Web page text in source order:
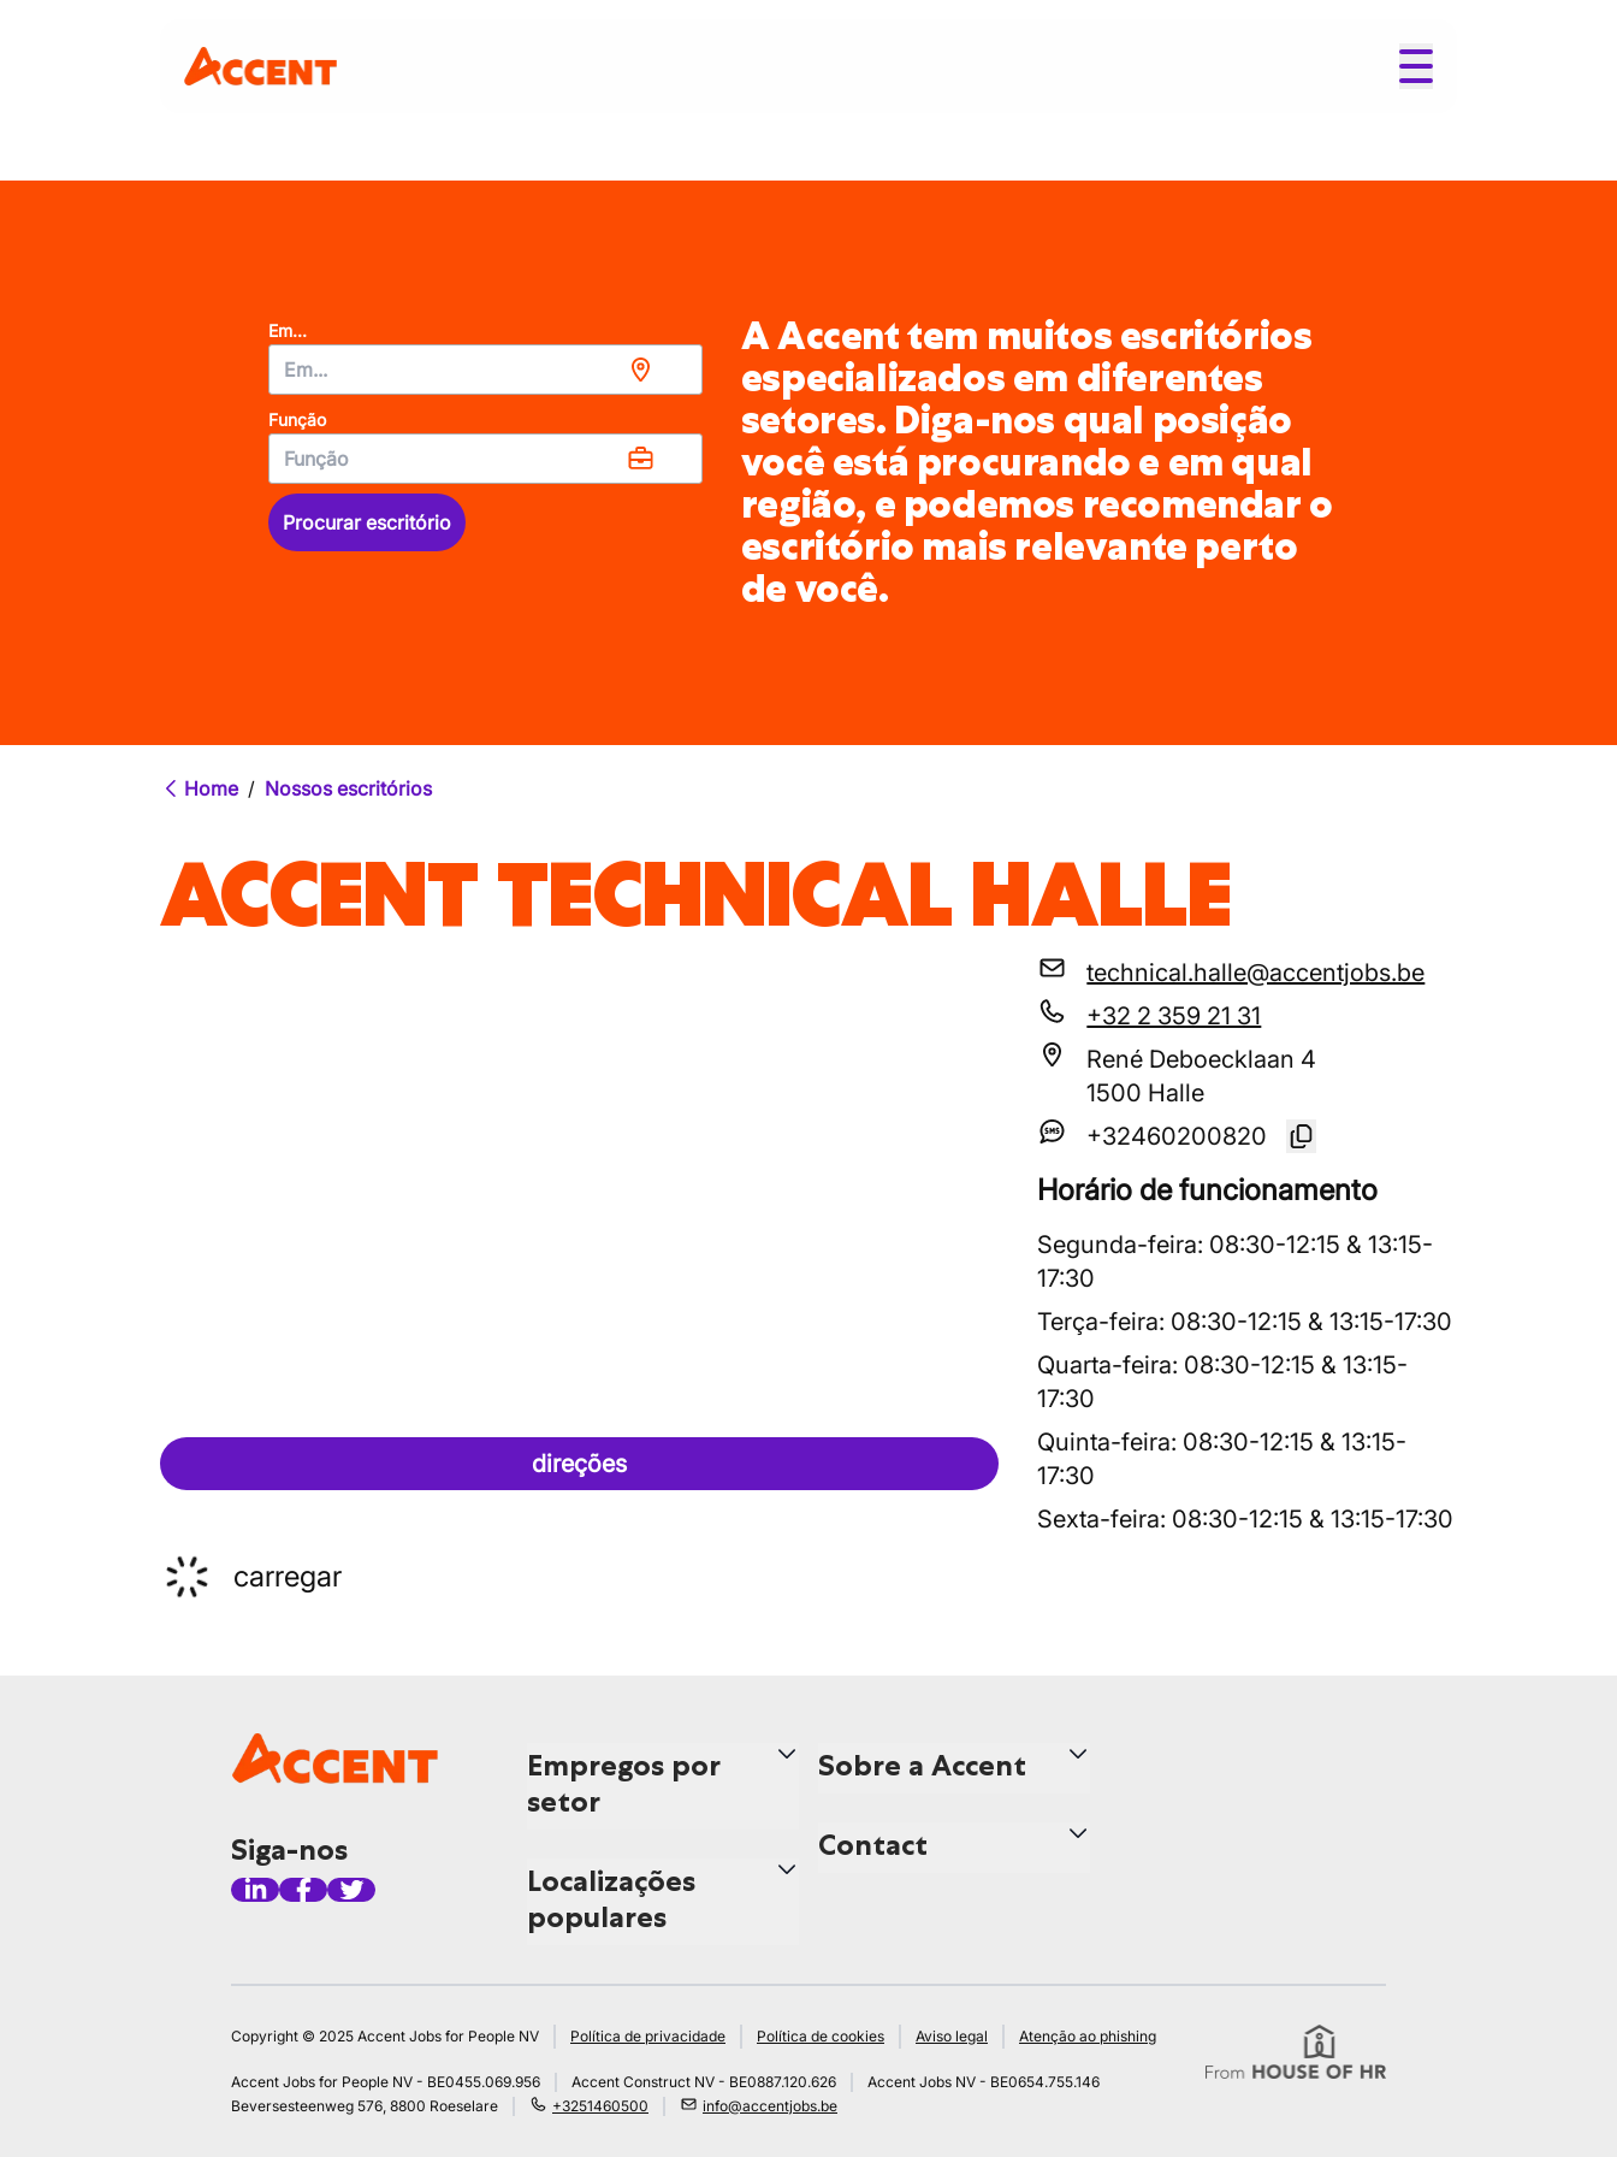
Em...
Função
Procurar escritório
A Accent tem muitos escritórios
especializados em diferentes
setores. Diga-nos qual posição
você está procurando e em qual
região, e podemos recomendar o
escritório mais relevante perto
de você.
Home / Nossos escritórios
ACCENT TECHNICAL HALLE
direções
technical.halle@accentjobs.be
+32 2 359 21 31
René Deboecklaan 4
1500 Halle
+32460200820
Horário de funcionamento
Segunda-feira: 08:30-12:15 &13:15-
17:30
Terça-feira: 08:30-12:15 &13:15-17:30
Quarta-feira: 08:30-12:15 &13:15-
17:30
Quinta-feira: 08:30-12:15 &13:15-
17:30
Sexta-feira: 08:30-12:15 &13:15-17:30
carregar
Siga-nos
Empregos por
setor
Localizações
populares
Sobre a Accent
Contact
Copyright © 2025 Accent Jobs for People NV Política de privacidade Política de cookies Aviso legal Atenção ao phishing
Accent Jobs for People NV - BE0455.069.956 Accent Construct NV - BE0887.120.626
Accent Jobs NV - BE0654.755.146
Beversesteenweg 576, 8800 Roeselare
+3251460500 info@accentjobs.be